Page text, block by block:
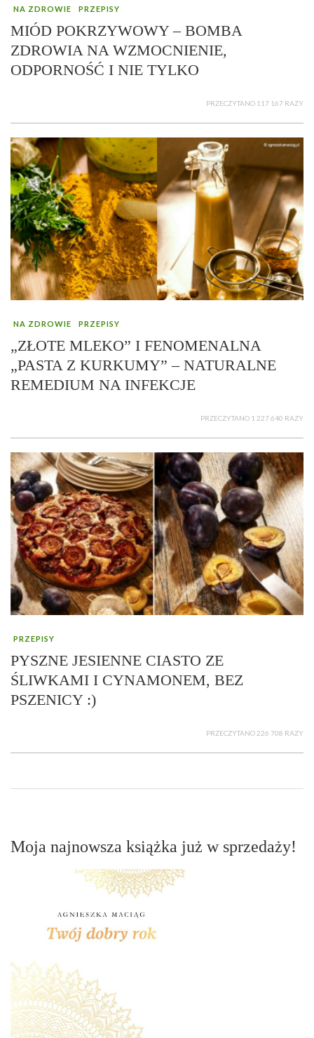
NA ZDROWIE PRZEPISY
MIÓD POKRZYWOWY – BOMBA
ZDROWIA NA WZMOCNIENIE,
ODPORNOŚĆ I NIE TYLKO
PRZECZYTANO 117 167 RAZY
NA ZDROWIE PRZEPISY
„ZŁOTE MLEKO” I FENOMENALNA
„PASTA Z KURKUMY” – NATURALNE
REMEDIUM NA INFEKCJE
PRZECZYTANO 1 227 640 RAZY
PRZEPISY
PYSZNE JESIENNE CIASTO ZE
ŚLIWKAMI I CYNAMONEM, BEZ
PSZENICY :)
PRZECZYTANO 226 708 RAZY
Moja najnowsza książka już w sprzedaży!